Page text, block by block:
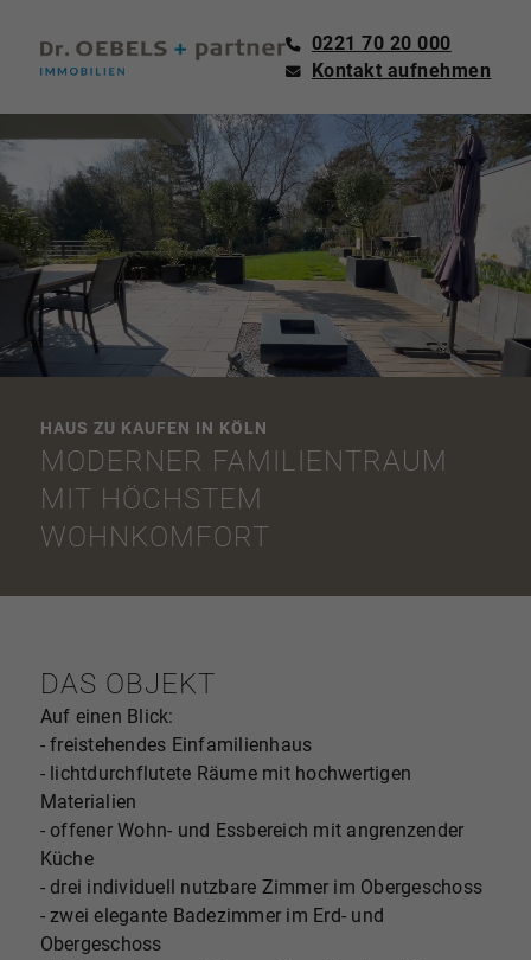
0221 70 20 000
Kontakt aufnehmen
HAUS ZU KAUFEN IN KÖLN
MODERNER FAMILIENTRAUM
MIT HÖCHSTEM
WOHNKOMFORT
DAS OBJEKT
Auf einen Blick:
- freistehendes Einfamilienhaus
- lichtdurchflutete Räume mit hochwertigen
Materialien
- offener Wohn- und Essbereich mit angrenzender
Küche
- drei individuell nutzbare Zimmer im Obergeschoss
- zwei elegante Badezimmer im Erd- und
Obergeschoss